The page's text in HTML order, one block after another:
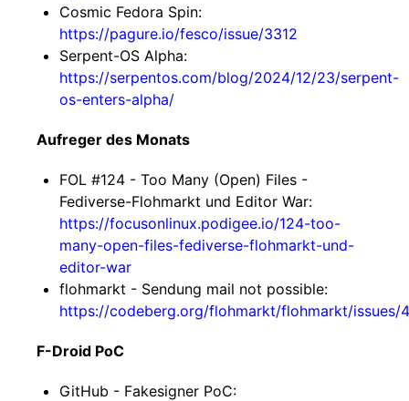
Cosmic Fedora Spin:
https://pagure.io/fesco/issue/3312
Serpent-OS Alpha:
https://serpentos.com/blog/2024/12/23/serpent-
os-enters-alpha/
Aufreger des Monats
FOL #124 - Too Many (Open) Files -
Fediverse-Flohmarkt und Editor War:
https://focusonlinux.podigee.io/124-too-
many-open-files-fediverse-flohmarkt-und-
editor-war
flohmarkt - Sendung mail not possible:
https://codeberg.org/flohmarkt/flohmarkt/issues/
F-Droid PoC
GitHub - Fakesigner PoC: